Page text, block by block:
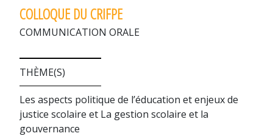
COLLOQUE DU CRIFPE
COMMUNICATION ORALE
THÈME(S)
Les aspects politique de l’éducation et enjeux de
justice scolaire et La gestion scolaire et la
gouvernance